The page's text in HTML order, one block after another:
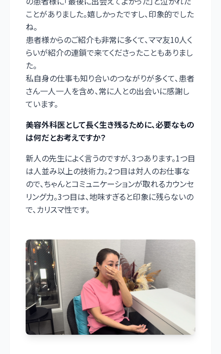
ことがありました。嬉しかったですし、印象的でした
ね。
患者様からのご紹介も非常に多くて、ママ友10人く
らいが紹介の連鎖で来てくださったこともありまし
た。
私自身の仕事も知り合いのつながりが多くて、患者
さん一人一人を含め、常に人との出会いに感謝し
ています。
――美容外科医として長く生き残るために、必要なもの
は何だとお考えですか？
新人の先生によく言うのですが、3つあります。1つ目
は人並み以上の技術力。2つ目は対人のお仕事な
ので、ちゃんとコミュニケーションが取れるカウンセ
リング力。3つ目は、地味すぎると印象に残らないの
で、カリスマ性です。